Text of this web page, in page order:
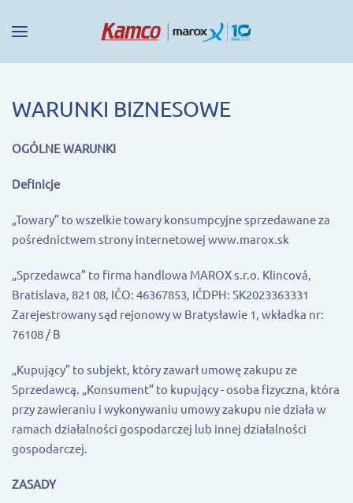
WARUNKI BIZNESOWE
OGÓLNE WARUNKI
Definicje
„Towary” to wszelkie towary konsumpcyjne sprzedawane za
pośrednictwem strony internetowej www.marox.sk
„Sprzedawca” to firma handlowa MAROX s.r.o. Klincová,
Bratislava, 821 08, IČO: 46367853, IČDPH: SK2023363331
Zarejestrowany sąd rejonowy w Bratysławie 1, wkładka nr:
76108 / B
„Kupujący” to subjekt, który zawarł umowę zakupu ze
Sprzedawcą. „Konsument” to kupujący - osoba fizyczna, która
przy zawieraniu i wykonywaniu umowy zakupu nie działa w
ramach działalności gospodarczej lub innej działalności
gospodarczej.
ZASADY